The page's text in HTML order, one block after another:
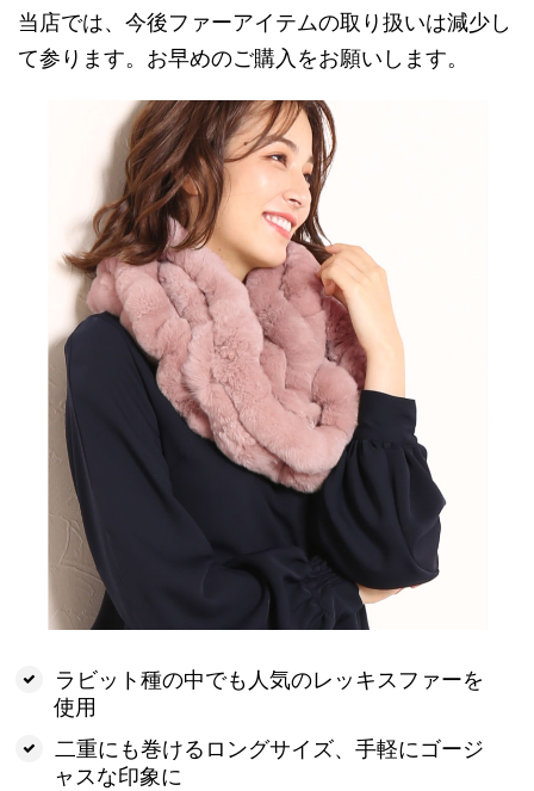
当店では、今後ファーアイテムの取り扱いは減少し
て参ります。お早めのご購入をお願いします。
ラビット種の中でも人気のレッキスファーを
使用
二重にも巻けるロングサイズ、手軽にゴージ
ャスな印象に